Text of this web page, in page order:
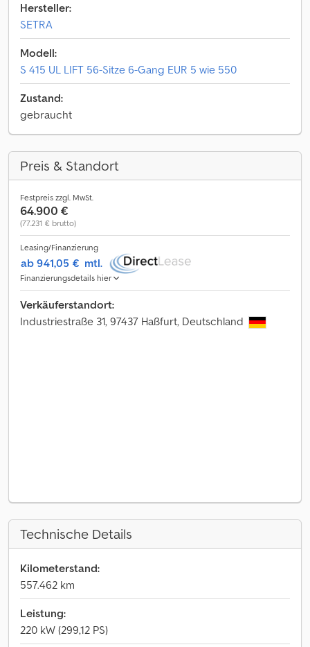
Hersteller:
SETRA
Modell:
S 415 UL LIFT 56-Sitze 6-Gang EUR 5 wie 550
Zustand:
gebraucht
Preis & Standort
Festpreis zzgl. MwSt.
64.900 €
(77.231 € brutto)
Leasing/Finanzierung
ab 941,05 € mtl.
Finanzierungsdetails hier
Verkäuferstandort:
Industriestraße 31, 97437 Haßfurt, Deutschland
Technische Details
Kilometerstand:
557.462 km
Leistung:
220 kW (299,12 PS)